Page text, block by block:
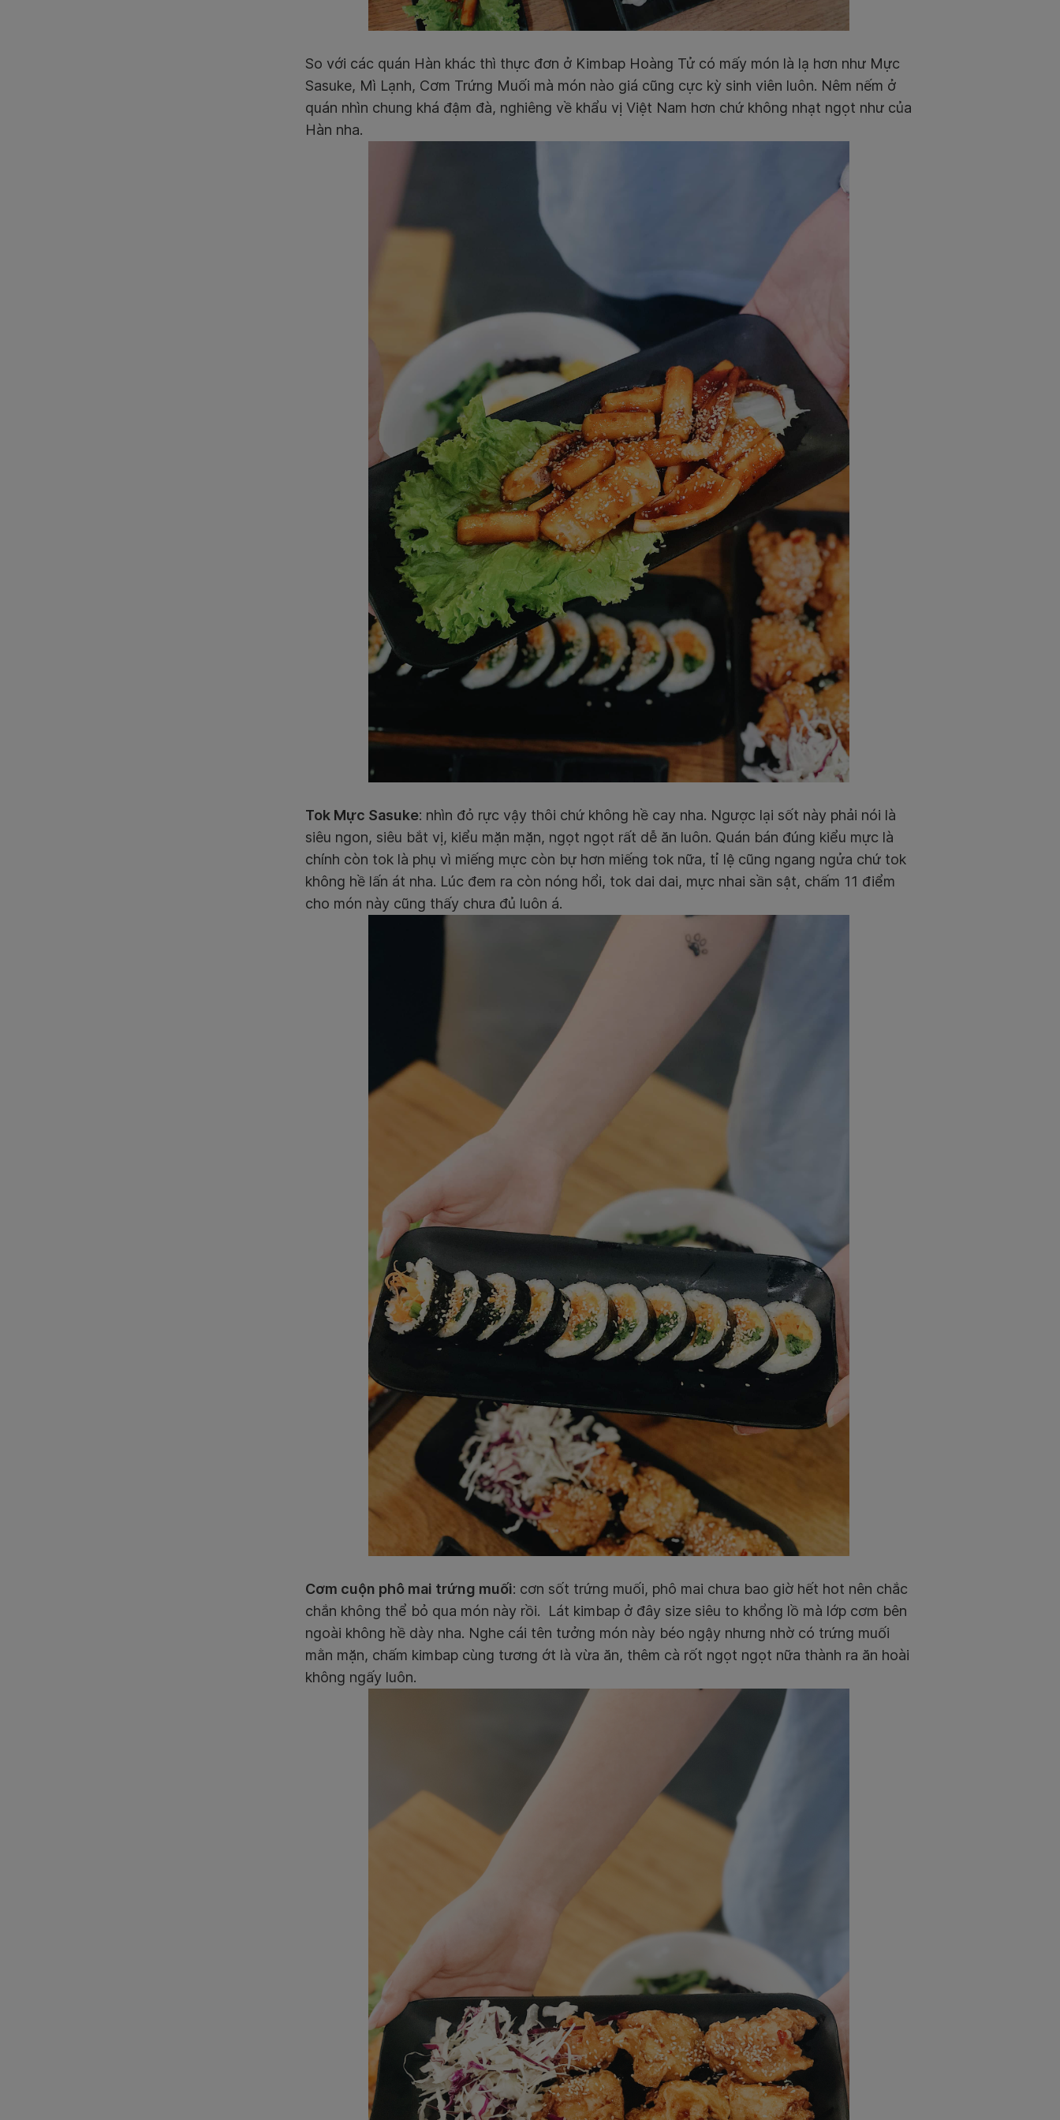
So với các quán Hàn khác thì thực đơn ở Kimbap Hoàng Tử có mấy món là lạ hơn như Mực
Sasuke, Mì Lạnh, Cơm Trứng Muối mà món nào giá cũng cực kỳ sinh viên luôn. Nêm nếm ở
quán nhìn chung khá đậm đà, nghiêng về khẩu vị Việt Nam hơn chứ không nhạt ngọt như của
Hàn nha.
Tok Mực Sasuke: nhìn đỏ rực vậy thôi chứ không hề cay nha. Ngược lại sốt này phải nói là
siêu ngon, siêu bắt vị, kiểu mặn mặn, ngọt ngọt rất dễ ăn luôn. Quán bán đúng kiểu mực là
chính còn tok là phụ vì miếng mực còn bự hơn miếng tok nữa, tỉ lệ cũng ngang ngửa chứ tok
không hề lấn át nha. Lúc đem ra còn nóng hổi, tok dai dai, mực nhai sần sật, chấm 11 điểm
cho món này cũng thấy chưa đủ luôn á.
Cơm cuộn phô mai trứng muối: cơn sốt trứng muối, phô mai chưa bao giờ hết hot nên chắc
chắn không thể bỏ qua món này rồi. Lát kimbap ở đây size siêu to khổng lồ mà lớp cơm bên
ngoài không hề dày nha. Nghe cái tên tưởng món này béo ngậy nhưng nhờ có trứng muối
mằn mặn, chấm kimbap cùng tương ớt là vừa ăn, thêm cà rốt ngọt ngọt nữa thành ra ăn hoài
không ngấy luôn.